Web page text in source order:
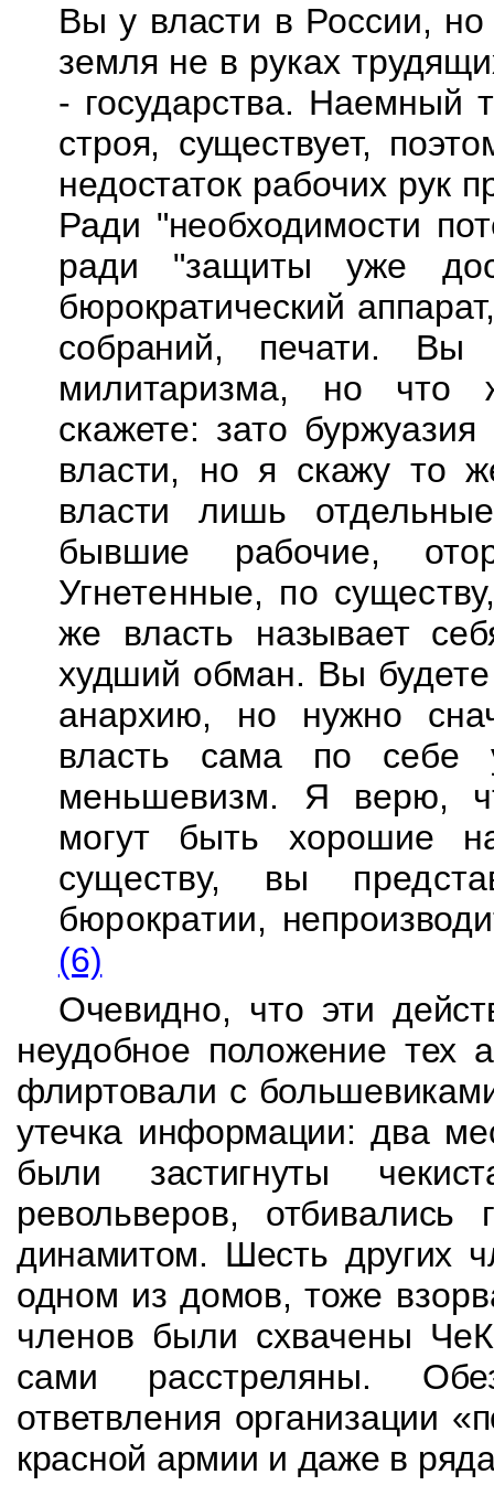
Вы у власти в России,
земля не в руках
- государства. Наемный
строя, существует,
недостаток рабочих рук
Ради "необходимости
ради "защиты уже
бюрократический
собраний, печати. Вы
милитаризма, но что
скажете: зато буржуазия
власти, но я скажу то
власти лишь
бывшие рабочие,
Угнетенные, по
же власть называет
худший обман. Вы
анархию, но нужно
власть сама по себе
меньшевизм. Я верю,
могут быть хорошие
существу, вы
бюрократии,
(6)
Очевидно, что эти
неудобное положение тех
флиртовали с
утечка информации: два
были застигнуты
револьверов,
динамитом. Шесть других
одном из домов, тоже
членов были схвачены
сами расстреляны.
ответвления организации
красной армии и даже в